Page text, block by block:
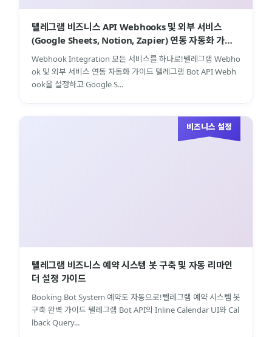
텔레그램 비즈니스 API Webhooks 및 외부 서비스
(Google Sheets, Notion, Zapier) 연동 자동화 가이
드
Webhook Integration 모든 서비스를 하나로!텔레그램 Webho
ok 및 외부 서비스 연동 자동화 가이드 텔레그램 Bot API Webh
ook을 설정하고 Google S...
비즈니스 설정
텔레그램 비즈니스 예약 시스템 봇 구축 및 자동 리마인
더 설정 가이드
Booking Bot System 예약도 자동으로!텔레그램 예약 시스템 봇
구축 완벽 가이드 텔레그램 Bot API의 Inline Calendar UI와 Cal
lback Query...